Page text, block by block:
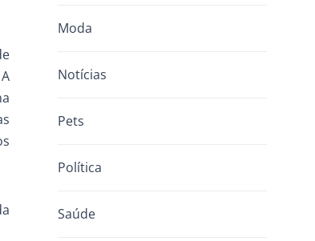
Moda
Notícias
Pets
Política
Saúde